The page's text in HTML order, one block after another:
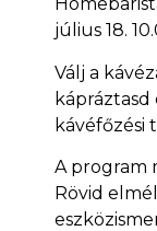
július 18.
Válj a
kávéfőzési
A program
Rövid